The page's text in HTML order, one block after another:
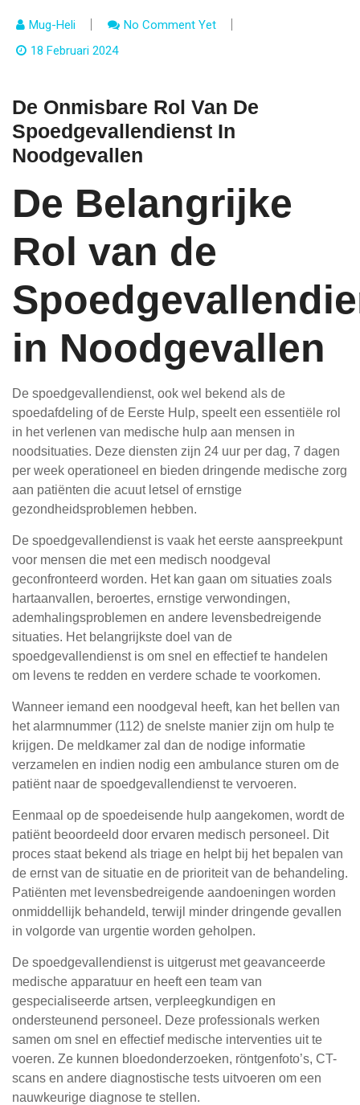
Mug-Heli
No Comment Yet
18 Februari 2024
De Onmisbare Rol Van De
Spoedgevallendienst In
Noodgevallen
De Belangrijke
Rol van de
in Noodgevallen
De spoedgevallendienst, ook wel bekend als de
spoedafdeling of de Eerste Hulp, speelt een essentiële rol
in het verlenen van medische hulp aan mensen in
noodsituaties. Deze diensten zijn 24 uur per dag, 7 dagen
per week operationeel en bieden dringende medische zorg
aan patiënten die acuut letsel of ernstige
gezondheidsproblemen hebben.
De spoedgevallendienst is vaak het eerste aanspreekpunt
voor mensen die met een medisch noodgeval
geconfronteerd worden. Het kan gaan om situaties zoals
hartaanvallen, beroertes, ernstige verwondingen,
ademhalingsproblemen en andere levensbedreigende
situaties. Het belangrijkste doel van de
spoedgevallendienst is om snel en effectief te handelen
om levens te redden en verdere schade te voorkomen.
Wanneer iemand een noodgeval heeft, kan het bellen van
het alarmnummer (112) de snelste manier zijn om hulp te
krijgen. De meldkamer zal dan de nodige informatie
verzamelen en indien nodig een ambulance sturen om de
patiënt naar de spoedgevallendienst te vervoeren.
Eenmaal op de spoedeisende hulp aangekomen, wordt de
patiënt beoordeeld door ervaren medisch personeel. Dit
proces staat bekend als triage en helpt bij het bepalen van
de ernst van de situatie en de prioriteit van de behandeling.
Patiënten met levensbedreigende aandoeningen worden
onmiddellijk behandeld, terwijl minder dringende gevallen
in volgorde van urgentie worden geholpen.
De spoedgevallendienst is uitgerust met geavanceerde
medische apparatuur en heeft een team van
gespecialiseerde artsen, verpleegkundigen en
ondersteunend personeel. Deze professionals werken
samen om snel en effectief medische interventies uit te
voeren. Ze kunnen bloedonderzoeken, röntgenfoto’s, CT-
scans en andere diagnostische tests uitvoeren om een
nauwkeurige diagnose te stellen.